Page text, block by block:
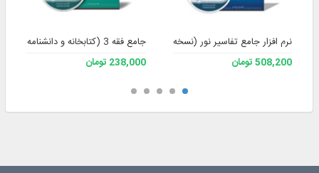
نرم افزار جامع تفاسیر نور (نسخه 4)
508,200 تومان
جامع فقه 3 (کتابخانه و دانشنامه تخصصی فقه)
238,000 تومان